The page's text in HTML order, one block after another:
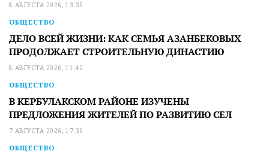
8 АВГУСТА 2026, 13:35
ОБЩЕСТВО
ДЕЛО ВСЕЙ ЖИЗНИ: КАК СЕМЬЯ АЗАНБЕКОВЫХ
ПРОДОЛЖАЕТ СТРОИТЕЛЬНУЮ ДИНАСТИЮ
8 АВГУСТА 2026, 11:42
ОБЩЕСТВО
В КЕРБУЛАКСКОМ РАЙОНЕ ИЗУЧЕНЫ
ПРЕДЛОЖЕНИЯ ЖИТЕЛЕЙ ПО РАЗВИТИЮ СЕЛ
7 АВГУСТА 2026, 17:36
ОБЩЕСТВО